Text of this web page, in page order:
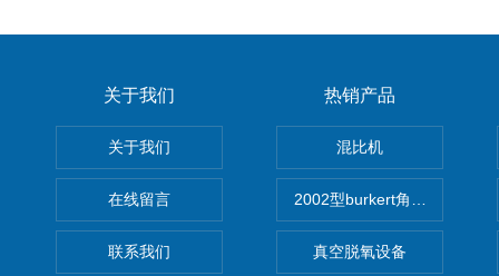
关于我们
关于我们
在线留言
联系我们
热销产品
混比机
2002型burkert角座阀
真空脱氧设备